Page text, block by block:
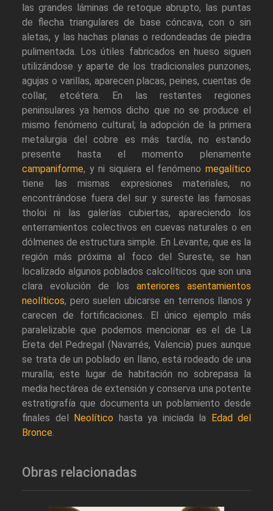
las grandes láminas de retoque abrupto, las puntas
de flecha triangulares de base cóncava, con o sin
aletas, y las hachas planas o redondeadas de piedra
pulimentada. Los útiles fabricados en hueso siguen
utilizándose y aparte de los tradicionales punzones,
agujas o varillas, aparecen placas, peines, cuentas de
collar, etcétera. En las restantes regiones
peninsulares ya hemos dicho que no se produce el
mismo fenómeno cultural; la adopción de la primera
metalurgia del cobre es más tardía, no estando
presente hasta el momento plenamente
campaniforme, y ni siquiera el fenómeno megalítico
tiene las mismas expresiones materiales, no
encontrándose fuera del sur y sureste las famosas
tholoi ni las galerías cubiertas, apareciendo los
enterramientos colectivos en cuevas naturales o en
dólmenes de estructura simple. En Levante, que es la
región más próxima al foco del Sureste, se han
localizado algunos poblados calcolíticos que son una
clara evolución de los anteriores asentamientos
neolíticos, pero suelen ubicarse en terrenos llanos y
carecen de fortificaciones. El único ejemplo más
paralelizable que podemos mencionar es el de La
Ereta del Pedregal (Navarrés, Valencia) pues aunque
se trata de un poblado en llano, está rodeado de una
muralla; este lugar de habitación no sobrepasa la
media hectárea de extensión y conserva una potente
estratigrafía que documenta un poblamiento desde
finales del
Neolítico hasta ya iniciada la
Edad del
Bronce.
Obras relacionadas